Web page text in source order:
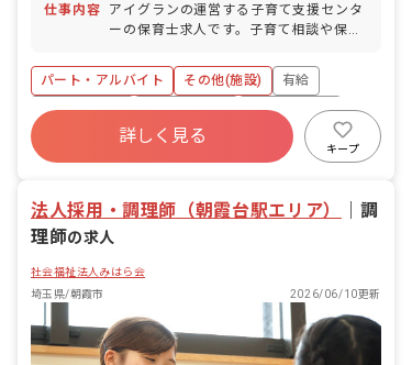
仕事内容
アイグランの運営する子育て支援センタ
ーの保育士求人です。子育て相談や保護
くります。子育ての悩みを少しでも解消
し、前向きに子育てに取り組んでいただ
けるよう安心して利用いただける環境を
つくります。
パート・アルバイト その他(施設)
有給
福利厚生充実
昇給昇進あり
産休育休制度
研修充実
詳しく見る
キープ
法人採用・調理師（朝霞台駅エリア）
調
理師の求人
社会福祉法人みはら会
埼玉県/朝霞市
2026/06/10更新